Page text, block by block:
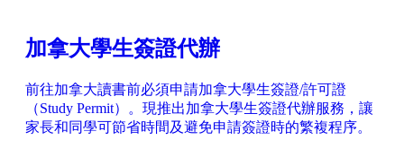
加拿大學生簽證代辦
前往加拿大讀書前必須申請加拿大學生簽證/許可證
（Study Permit）。現推出加拿大學生簽證代辦服務，讓
家長和同學可節省時間及避免申請簽證時的繁複程序。